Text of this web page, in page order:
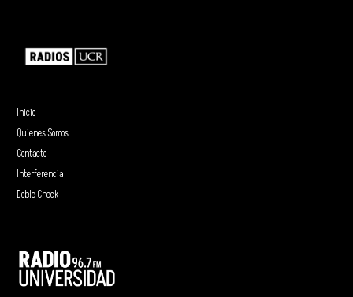
Inicio
Quienes Somos
Contacto
Interferencia
Doble Check